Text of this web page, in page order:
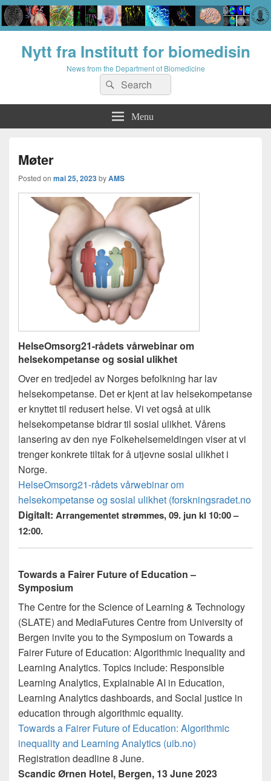
Nytt fra Institutt for biomedisin
News from the Department of Biomedicine
Search
for:
Search
Menu
Møter
Posted on mai 25, 2023byAMS
HelseOmsorg21-rådets vårwebinar om
helsekompetanse og sosial ulikhet
Over en tredjedel av Norges befolkning har lav
helsekompetanse. Det er kjent at lav helsekompetanse
er knyttet til redusert helse. Vi vet også at ulik
helsekompetanse bidrar til sosial ulikhet. Vårens
lansering av den nye Folkehelsemeldingen viser at vi
trenger konkrete tiltak for å utjevne sosial ulikhet i
Norge.
HelseOmsorg21-rådets vårwebinar om
helsekompetanse og sosial ulikhet (forskningsradet.no
Digitalt: Arrangementet strømmes, 09. jun kl 10:00 –
12:00.
Towards a Fairer Future of Education –
Symposium
The Centre for the Science of Learning & Technology
(SLATE) and MediaFutures Centre from University of
Bergen invite you to the Symposium on Towards a
Fairer Future of Education: Algorithmic Inequality and
Learning Analytics. Topics include: Responsible
Learning Analytics, Explainable AI in Education,
Learning Analytics dashboards, and Social justice in
education through algorithmic equality.
Towards a Fairer Future of Education: Algorithmic
inequality and Learning Analytics (uib.no)
Registration deadline 8 June.
Scandic Ørnen Hotel, Bergen, 13 June 2023